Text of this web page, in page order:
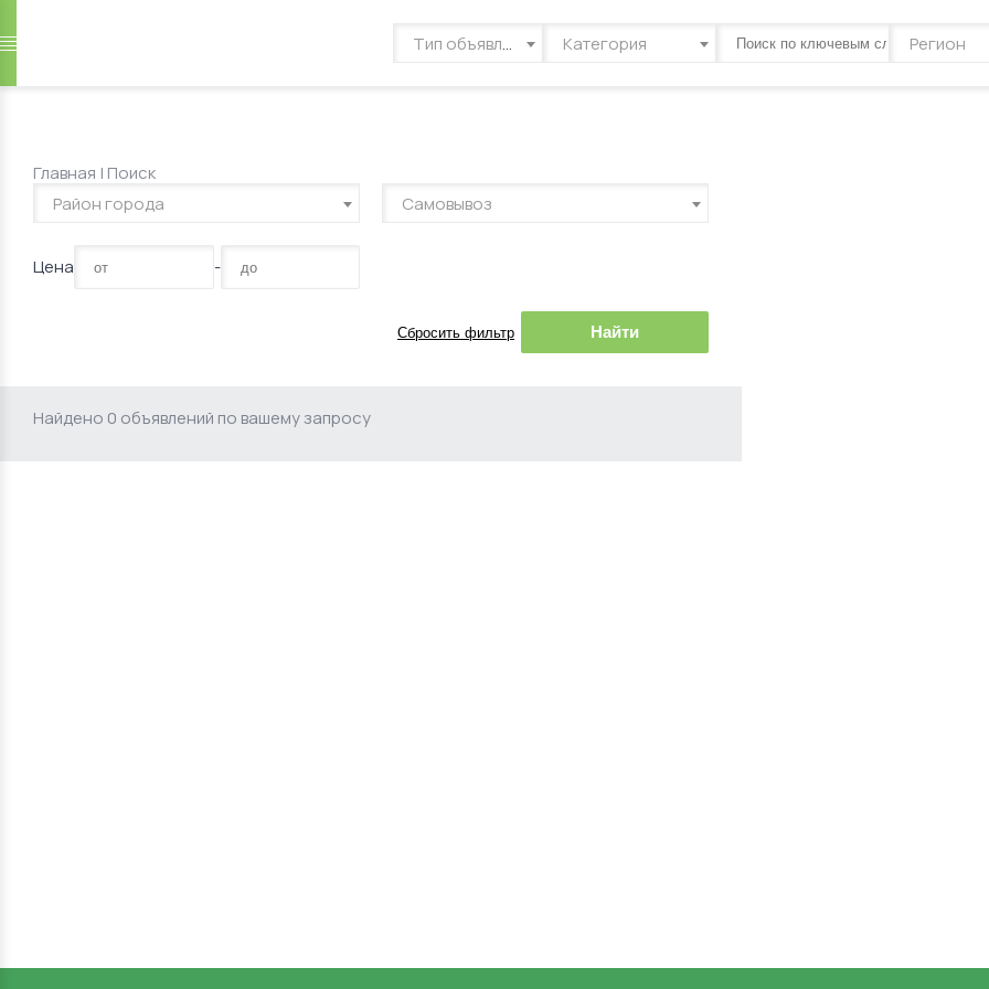
Тип объявления Категория Регион
Главная | Поиск
Район города
Самовывоз
Цена -
Сбросить фильтр Найти
Найдено 0 объявлений по вашему запросу